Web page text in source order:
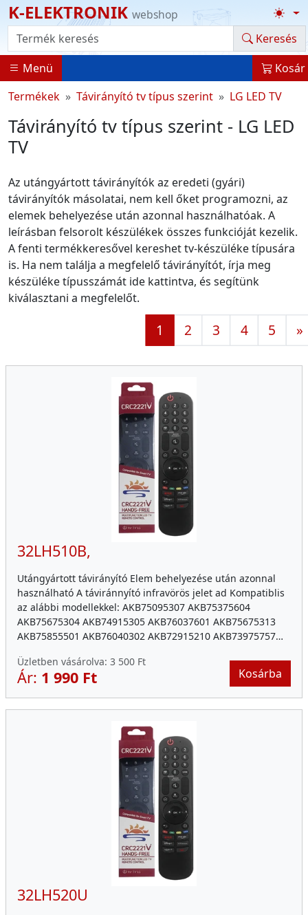
K-ELEKTRONIK webshop
Termék kereső
Keresés
Menü
Kosár
Termékek
Távirányító tv típus szerint LG LED TV
Távirányító tv típus szerint - LG LED
TV
Az utángyártott távirányítók az eredeti (gyári)
távirányítók másolatai, nem kell őket programozni, az
elemek behelyezése után azonnal használhatóak. A
leírásban felsorolt készülékek összes funkcióját kezelik.
A fenti termékkeresővel kereshet tv-készüléke típusára
is. Ha nem találja a megfelelő távirányítót, írja meg
készüléke típusszámát ide kattintva, és segítünk
kiválasztani a megfelelőt.
1 2 3 4 5 »
32LH510B,
Utángyártott távirányító Elem behelyezése után azonnal
használható A táviránnyító infravörös jelet ad Kompatiblis
az alábbi modellekkel: AKB75095307 AKB75375604
AKB75675304 AKB74915305 AKB76037601 AKB75675313
AKB75855501 AKB76040302 AKB72915210 AKB73975757…
Üzletben vásárolva: 3 500 Ft
Ár: 1 990 Ft Kosárba
32LH520U